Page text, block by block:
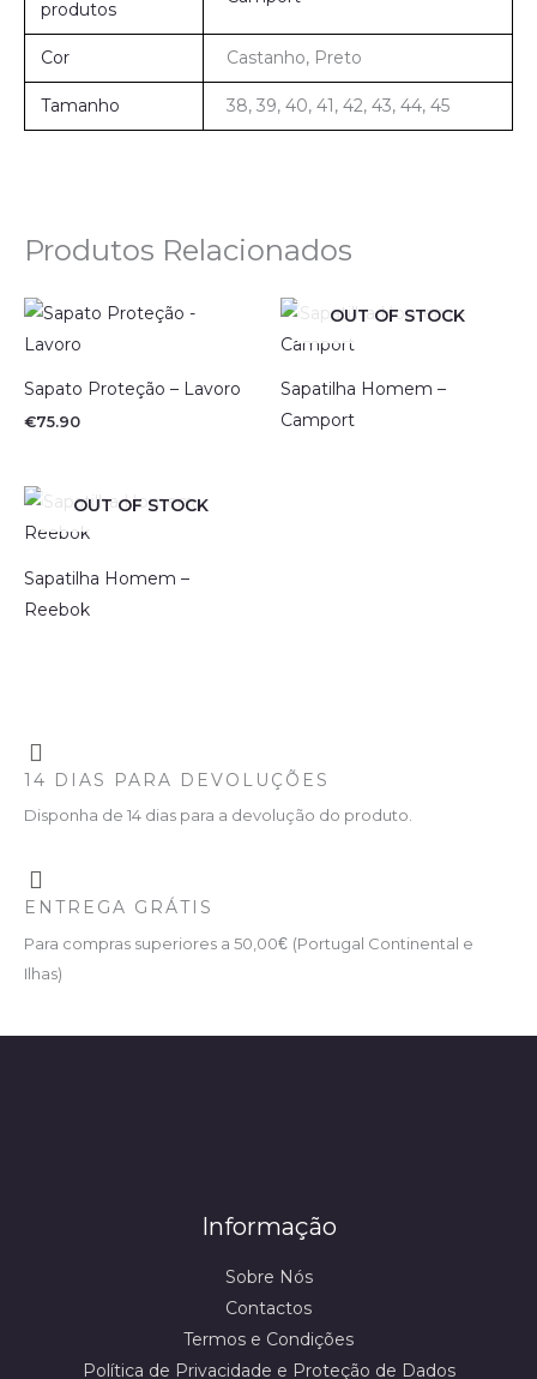
produtos
Cor Castanho, Preto
Tamanho 38, 39, 40, 41, 42, 43, 44, 45
Produtos Relacionados
Sapato Proteção – Lavoro
€75.90
OUT OF STOCK
Sapatilha Homem –
Camport
OUT OF STOCK
Sapatilha Homem –
Reebok
14 DIAS PARA DEVOLUÇÕES
Disponha de 14 dias para a devolução do produto.
ENTREGA GRÁTIS
Para compras superiores a 50,00€ (Portugal Continental e
Ilhas)
Informação
Sobre Nós
Contactos
Termos e Condições
Política de Privacidade e Proteção de Dados